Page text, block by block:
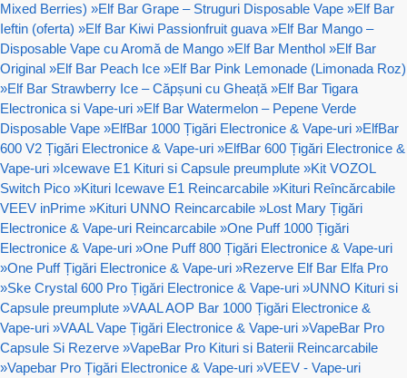
Mixed Berries) »Elf Bar Grape – Struguri Disposable Vape »Elf Bar
Ieftin (oferta) »Elf Bar Kiwi Passionfruit guava »Elf Bar Mango –
Disposable Vape cu Aromă de Mango »Elf Bar Menthol »Elf Bar
Original »Elf Bar Peach Ice »Elf Bar Pink Lemonade (Limonada Roz)
»Elf Bar Strawberry Ice – Căpșuni cu Gheață »Elf Bar Tigara
Electronica si Vape-uri »Elf Bar Watermelon – Pepene Verde
Disposable Vape »ElfBar 1000 Țigări Electronice & Vape-uri »ElfBar
600 V2 Țigări Electronice & Vape-uri »ElfBar 600 Țigări Electronice &
Vape-uri »Icewave E1 Kituri si Capsule preumplute »Kit VOZOL
Switch Pico »Kituri Icewave E1 Reincarcabile »Kituri Reîncărcabile
VEEV inPrime »Kituri UNNO Reincarcabile »Lost Mary Țigări
Electronice & Vape-uri Reincarcabile »One Puff 1000 Țigări
Electronice & Vape-uri »One Puff 800 Țigări Electronice & Vape-uri
»One Puff Țigări Electronice & Vape-uri »Rezerve Elf Bar Elfa Pro
»Ske Crystal 600 Pro Țigări Electronice & Vape-uri »UNNO Kituri si
Capsule preumplute »VAAL AOP Bar 1000 Țigări Electronice &
Vape-uri »VAAL Vape Țigări Electronice & Vape-uri »VapeBar Pro
Capsule Si Rezerve »VapeBar Pro Kituri si Baterii Reincarcabile
»Vapebar Pro Țigări Electronice & Vape-uri »VEEV - Vape-uri